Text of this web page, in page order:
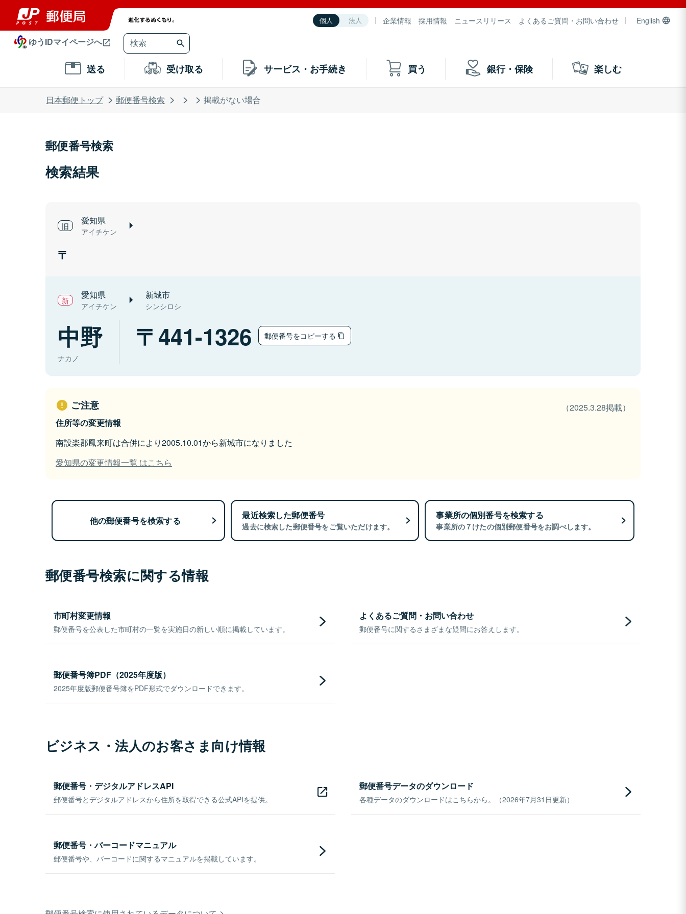
個人 法人 企業情報 採用情報 ニュースリリース よくあるご質問・お問い合わせ English
ゆうIDマイページへ
送る 受け取る サービス・お手続き 買う 銀行・保険 楽しむ
日本郵便トップ 郵便番号検索 掲載がない場合
郵便番号検索
検索結果
愛知県
アイチケン
愛知県
アイチケン
新城市
シンシロシ
中野
ナカノ
441-1326 郵便番号をコピーする
ご注意
（2025.3.28掲載）
住所等の変更情報
南設楽郡鳳来町は合併により2005.10.01から新城市になりました
愛知県の変更情報一覧 はこちら
他の郵便番号を検索する 最近検索した郵便番号
過去に検索した郵便番号をご覧いただけます。
事業所の個別番号を検索する
事業所の７けたの個別郵便番号をお調べします。
郵便番号検索に関する情報
市町村変更情報
郵便番号を公表した市町村の一覧を実施日の新しい順に掲載しています。
よくあるご質問・お問い合わせ
郵便番号に関するさまざまな疑問にお答えします。
郵便番号簿PDF（2025年度版）
2025年度版郵便番号簿をPDF形式でダウンロードできます。
ビジネス・法人のお客さま向け情報
郵便番号・デジタルアドレスAPI
郵便番号とデジタルアドレスから住所を取得できる公式APIを提供。
郵便番号データのダウンロード
各種データのダウンロードはこちらから。（2026年7月31日更新）
郵便番号・バーコードマニュアル
郵便番号や、バーコードに関するマニュアルを掲載しています。